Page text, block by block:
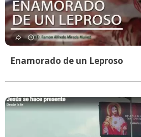
Enamorado de un Leproso